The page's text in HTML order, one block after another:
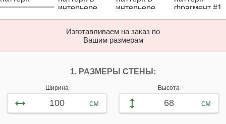
Изготавливаем на заказ по
Вашим размерам
1. РАЗМЕРЫ СТЕНЫ:
Ширина
см
Высота
см